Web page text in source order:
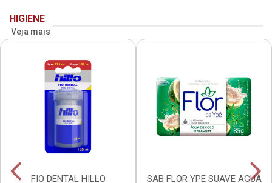
HIGIENE
Veja mais
FIO DENTAL HILLO
SAB FLOR YPE SUAVE AGUA